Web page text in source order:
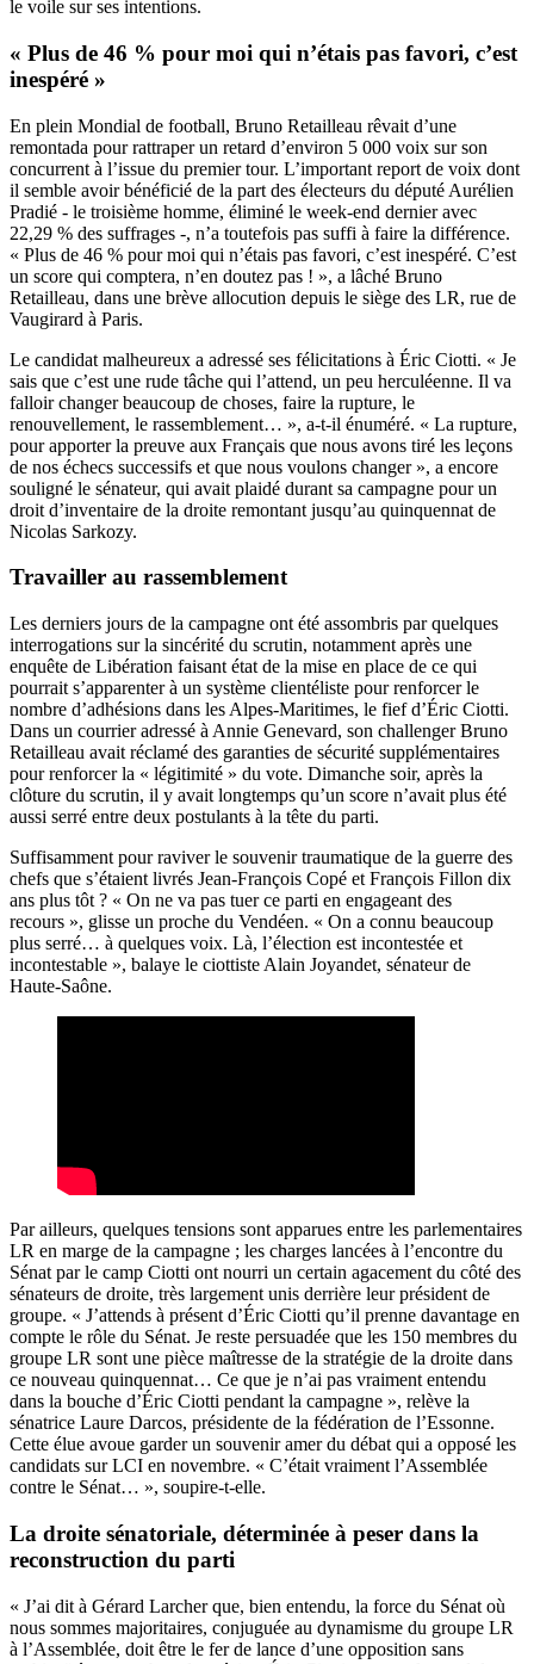
le voile sur ses intentions.
« Plus de 46 % pour moi qui n’étais pas favori, c’est
inespéré »
En plein Mondial de football, Bruno Retailleau rêvait d’une
remontada pour rattraper un retard d’environ 5 000 voix sur son
concurrent à l’issue du premier tour. L’important report de voix dont
il semble avoir bénéficié de la part des électeurs du député Aurélien
Pradié - le troisième homme, éliminé le week-end dernier avec
22,29 % des suffrages -, n’a toutefois pas suffi à faire la différence.
« Plus de 46 % pour moi qui n’étais pas favori, c’est inespéré. C’est
un score qui comptera, n’en doutez pas ! », a lâché Bruno
Retailleau, dans une brève allocution depuis le siège des LR, rue de
Vaugirard à Paris.
Le candidat malheureux a adressé ses félicitations à Éric Ciotti. « Je
sais que c’est une rude tâche qui l’attend, un peu herculéenne. Il va
falloir changer beaucoup de choses, faire la rupture, le
renouvellement, le rassemblement… », a-t-il énuméré. « La rupture,
pour apporter la preuve aux Français que nous avons tiré les leçons
de nos échecs successifs et que nous voulons changer », a encore
souligné le sénateur, qui avait plaidé durant sa campagne pour un
droit d’inventaire de la droite remontant jusqu’au quinquennat de
Nicolas Sarkozy.
Travailler au rassemblement
Les derniers jours de la campagne ont été assombris par quelques
interrogations sur la sincérité du scrutin, notamment après une
enquête de Libération faisant état de la mise en place de ce qui
pourrait s’apparenter à un système clientéliste pour renforcer le
nombre d’adhésions dans les Alpes-Maritimes, le fief d’Éric Ciotti.
Dans un courrier adressé à Annie Genevard, son challenger Bruno
Retailleau avait réclamé des garanties de sécurité supplémentaires
pour renforcer la « légitimité » du vote. Dimanche soir, après la
clôture du scrutin, il y avait longtemps qu’un score n’avait plus été
aussi serré entre deux postulants à la tête du parti.
Suffisamment pour raviver le souvenir traumatique de la guerre des
chefs que s’étaient livrés Jean-François Copé et François Fillon dix
ans plus tôt ? « On ne va pas tuer ce parti en engageant des
recours », glisse un proche du Vendéen. « On a connu beaucoup
plus serré… à quelques voix. Là, l’élection est incontestée et
incontestable », balaye le ciottiste Alain Joyandet, sénateur de
Haute-Saône.
Par ailleurs, quelques tensions sont apparues entre les parlementaires
LR en marge de la campagne ; les charges lancées à l’encontre du
Sénat par le camp Ciotti ont nourri un certain agacement du côté des
sénateurs de droite, très largement unis derrière leur président de
groupe. « J’attends à présent d’Éric Ciotti qu’il prenne davantage en
compte le rôle du Sénat. Je reste persuadée que les 150 membres du
groupe LR sont une pièce maîtresse de la stratégie de la droite dans
ce nouveau quinquennat… Ce que je n’ai pas vraiment entendu
dans la bouche d’Éric Ciotti pendant la campagne », relève la
sénatrice Laure Darcos, présidente de la fédération de l’Essonne.
Cette élue avoue garder un souvenir amer du débat qui a opposé les
candidats sur LCI en novembre. « C’était vraiment l’Assemblée
contre le Sénat… », soupire-t-elle.
La droite sénatoriale, déterminée à peser dans la
reconstruction du parti
« J’ai dit à Gérard Larcher que, bien entendu, la force du Sénat où
nous sommes majoritaires, conjuguée au dynamisme du groupe LR
à l’Assemblée, doit être le fer de lance d’une opposition sans